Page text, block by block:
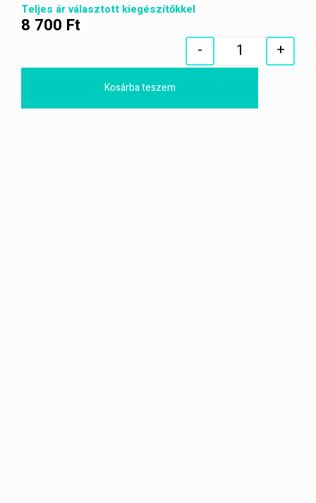
Teljes ár választott kiegészítőkkel
8 700 Ft
Quantity
- +
Kosárba teszem